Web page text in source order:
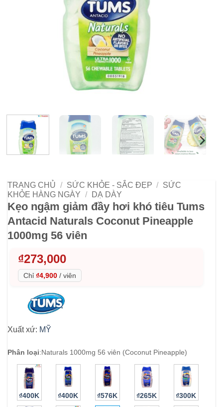
TRANG CHỦ / SỨC KHỎE - SẮC ĐẸP / SỨC
KHỎE HÀNG NGÀY / DẠ DÀY
Kẹo ngậm giảm đầy hơi khó tiêu Tums
Antacid Naturals Coconut Pineapple
1000mg 56 viên
₫273,000
Chỉ ₫4,900 / viên
Xuất xứ: MỸ
Phân loại:Naturals 1000mg 56 viên (Coconut Pineapple)
₫400K ₫400K ₫576K ₫265K ₫300K